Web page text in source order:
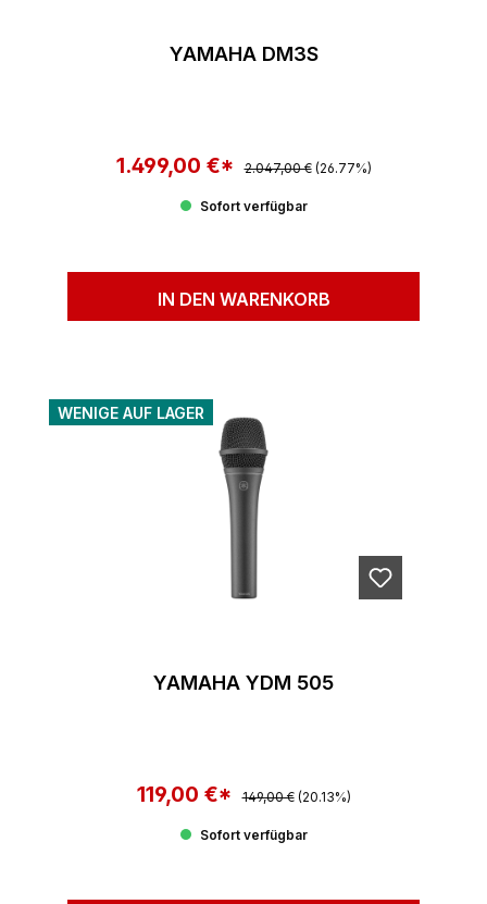
YAMAHA DM3S
Verkaufspreis:
1.499,00 €* Regulärer Preis:
2.047,00 € (26.77%)
Sofort verfügbar
IN DEN WARENKORB
WENIGE AUF LAGER
YAMAHA YDM 505
Verkaufspreis:
119,00 €* Regulärer Preis:
149,00 € (20.13%)
Sofort verfügbar